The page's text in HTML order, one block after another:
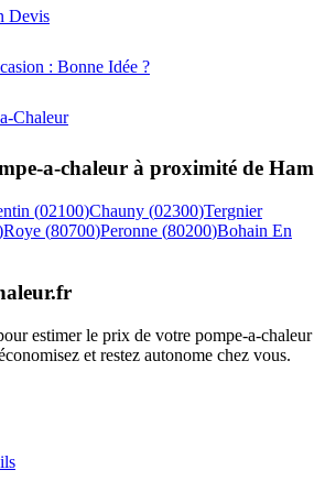
Devis
: Bonne Idée ?
Chaleur
a-chaleur à proximité de Ham
(02100)Chauny (02300)Tergnier
Roye (80700)Peronne (80200)Bohain En
.fr
estimer le prix de votre pompe-a-chaleur
et restez autonome chez vous.